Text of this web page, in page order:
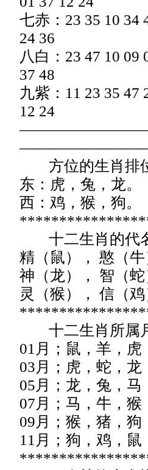
七赤：23 35 10 34
24 36
八白：23 47 10 09
37 48
九紫：11 23 35 47
12 24
方位的生肖排
东：虎，兔，龙
西：鸡，猴，狗
十二生肖的代
精（鼠）， 憨（
神（龙）， 智（
灵（猴）， 信（
十二生肖所属
01月；鼠，羊，
03月；虎，蛇，
05月；龙，兔，
07月；马，牛，
09月；猴，猪，
11月；狗，鸡，